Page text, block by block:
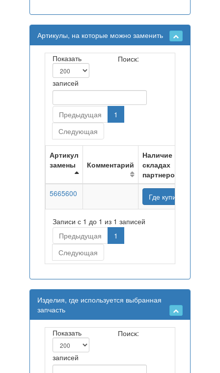
Артикулы, на которые можно заменить
Показать
записей
Поиск:
Предыдущая
1
Следующая
Артикул
замены
Комментарий
Наличие на
складах
партнеров
5665600
Где купить
Записи с 1 до 1 из 1 записей
Предыдущая
1
Следующая
Изделия, где используется выбранная
запчасть
Показать
записей
Поиск: